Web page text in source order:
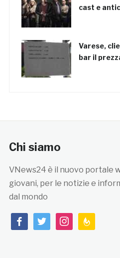
cast e
Varese,
bar il
Chi siamo
VNews24 è il nuovo portale
giovani, per le notizie e
dal mondo
facebooktwitterinstagramfeedburner